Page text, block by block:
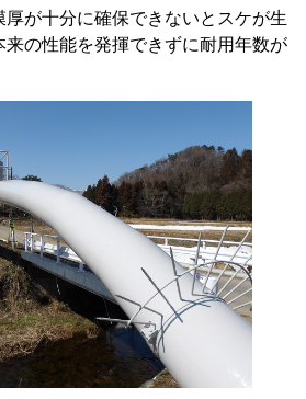
が十分に確保できないとスケが生
来の性能を発揮できずに耐用年数が